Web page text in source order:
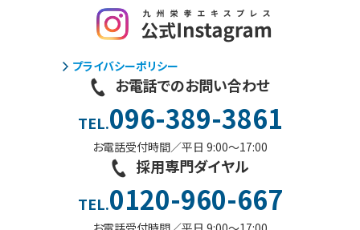
プライバシーポリシー
お電話でのお問い合わせ
TEL.096-389-3861
お電話受付時間／平日 9:00〜17:00
採用専門ダイヤル
TEL.0120-960-667